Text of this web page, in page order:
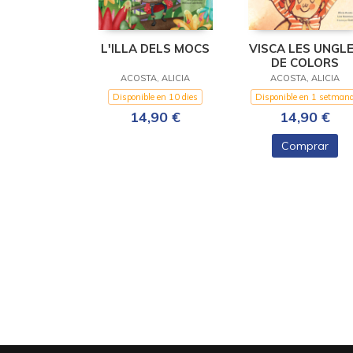
L'ILLA DELS MOCS
ACOSTA, ALICIA
Disponible en 10 dies
14,90 €
VISCA LES
DE COLORS
ACOSTA, ALICIA
Disponible en 1
14,90 €
Comprar